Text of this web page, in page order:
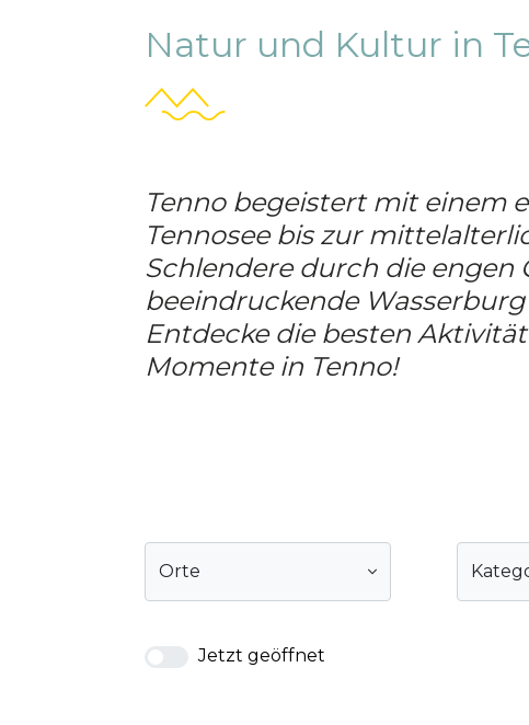
Natur und Kultur in
Tenno begeistert mit einem
Tennosee bis zur
Schlendere durch die engen
beeindruckende
Entdecke die besten
Momente in Tenno!
Orte
Jetzt geöffnet